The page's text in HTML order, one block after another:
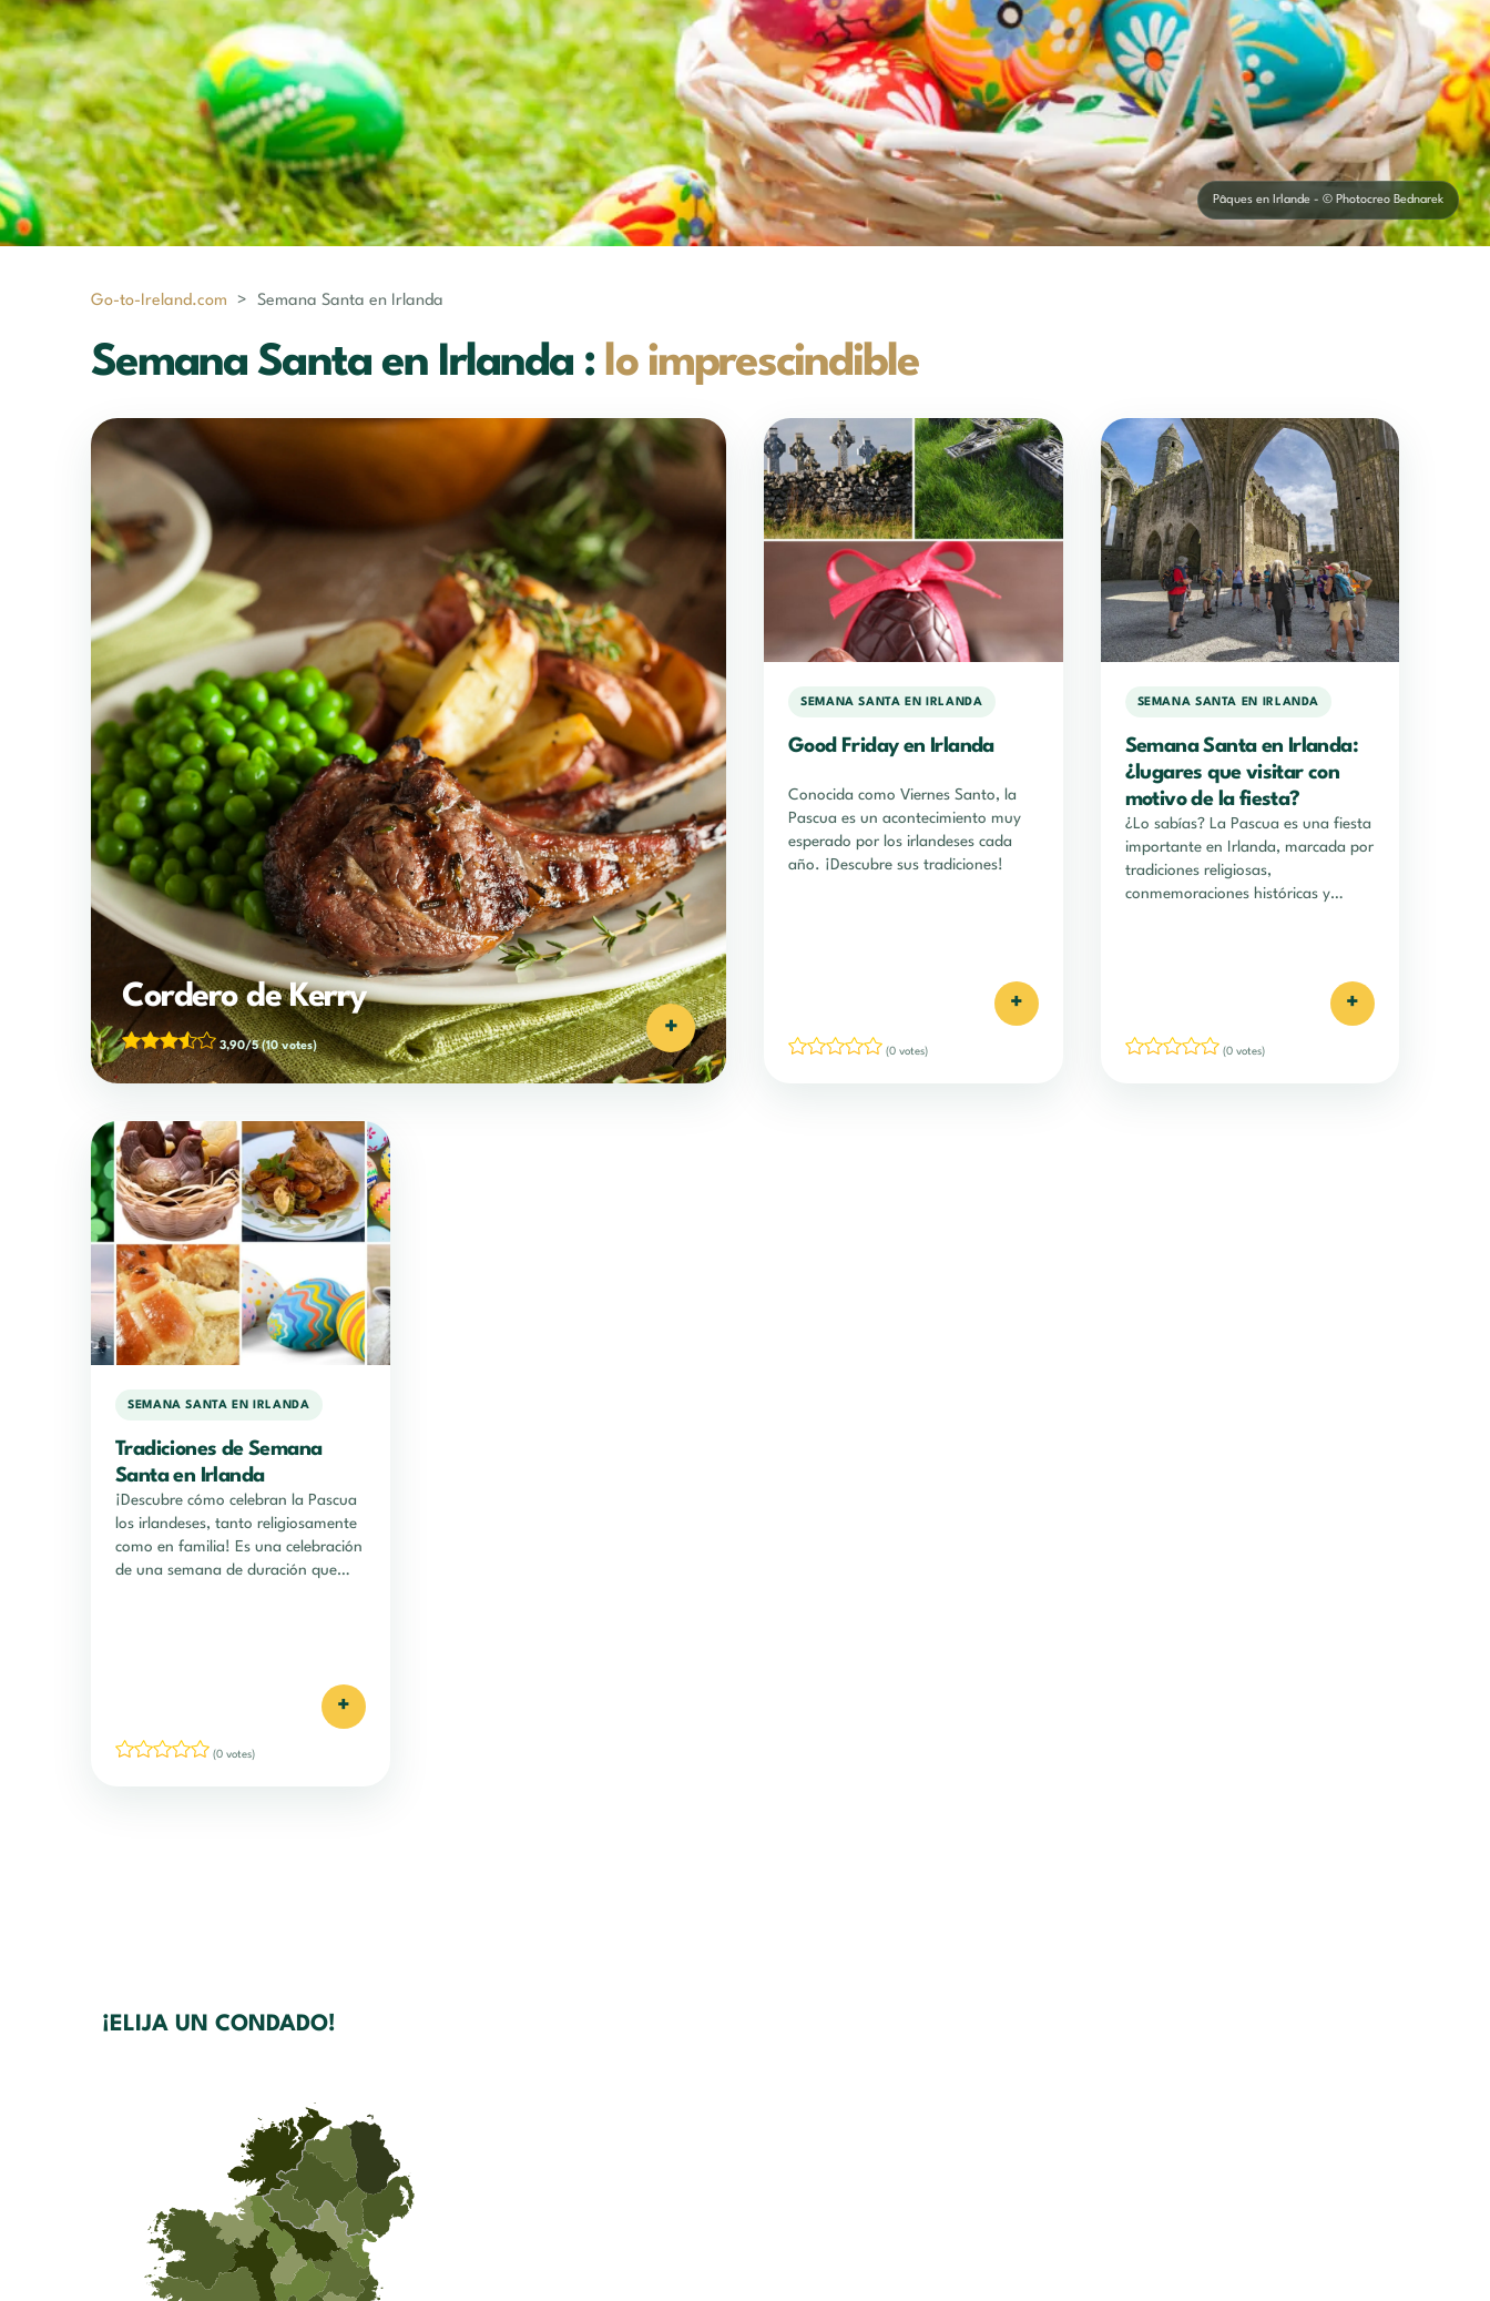
Pâques en Irlande - © Photocreo Bednarek
Go-to-Ireland.com > Semana Santa en Irlanda
Semana Santa en Irlanda : lo imprescindible
Cordero de Kerry
3,90/5(10 votes)
+
SEMANA SANTA EN IRLANDA
Good Friday en Irlanda
Conocida como Viernes Santo, la
Pascua es un acontecimiento muy
esperado por los irlandeses cada
año. ¡Descubre sus tradiciones!
+
(0 votes)
SEMANA SANTA EN IRLANDA
Semana Santa en Irlanda:
¿lugares que visitar con
motivo de la fiesta?
¿Lo sabías? La Pascua es una fiesta
importante en Irlanda, marcada por
tradiciones religiosas,
conmemoraciones históricas y
+
(0 votes)
SEMANA SANTA EN IRLANDA
Tradiciones de Semana
Santa en Irlanda
¡Descubre cómo celebran la Pascua
los irlandeses, tanto religiosamente
como en familia! Es una celebración
de una semana de duración que
+
(0 votes)
¡ELIJA UN CONDADO!